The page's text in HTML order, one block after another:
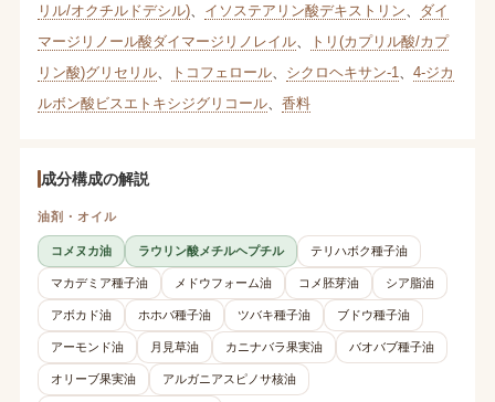
リル/オクチルドデシル)、 イソステアリン酸デキストリン
ダイ
マージリノール酸ダイマージリノレイル、
トリ(カプリル酸/カプ
リン酸)グリセリル、 トコフェロール、 シクロヘキサン-1
4-ジカ
ルボン酸ビスエトキシジグリコール、 香料
成分構成の解説
油剤・オイル
コメヌカ油 ラウリン酸メチルヘプチル テリハボク種子油
マカデミア種子油 メドウフォーム油 コメ胚芽油 シア脂油
アボカド油 ホホバ種子油 ツバキ種子油 ブドウ種子油
アーモンド油 月見草油 カニナバラ果実油 バオバブ種子油
オリーブ果実油 アルガニアスピノサ核油